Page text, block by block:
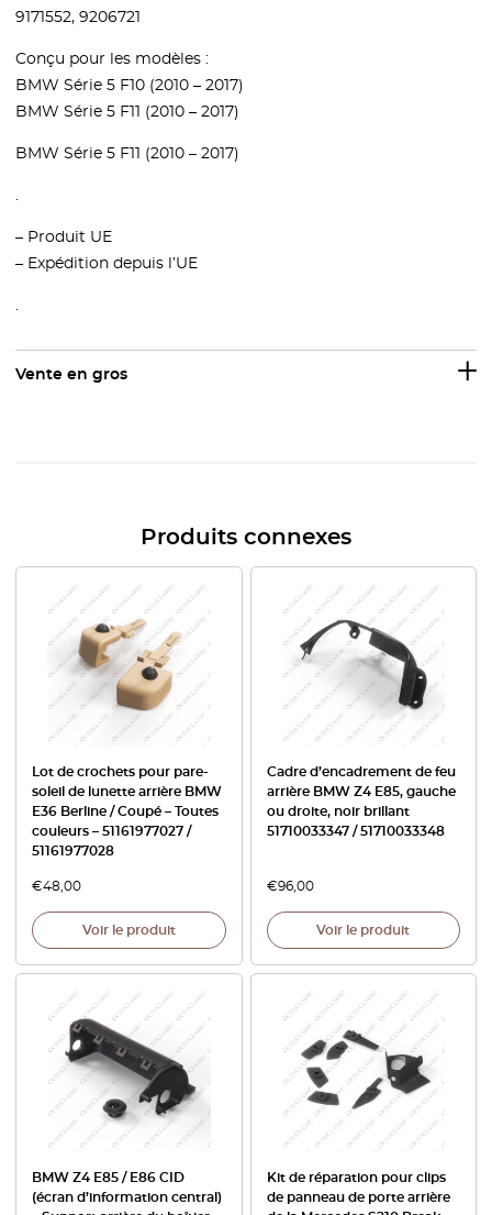
9171552, 9206721
Conçu pour les modèles :
BMW Série 5 F10 (2010 – 2017)
BMW Série 5 F11 (2010 – 2017)
BMW Série 5 F11 (2010 – 2017)
– Produit UE
– Expédition depuis l’UE
Vente en gros
Produits connexes
Lot de crochets pour pare-
soleil de lunette arrière BMW
E36 Berline / Coupé – Toutes
couleurs – 51161977027 /
51161977028
€48,00
Voir le produit
Cadre d’encadrement de feu
arrière BMW Z4 E85, gauche
ou droite, noir brillant
51710033347 / 51710033348
€96,00
Voir le produit
BMW Z4 E85 / E86 CID
(écran d’information central)
Kit de réparation pour clips
de panneau de porte arrière